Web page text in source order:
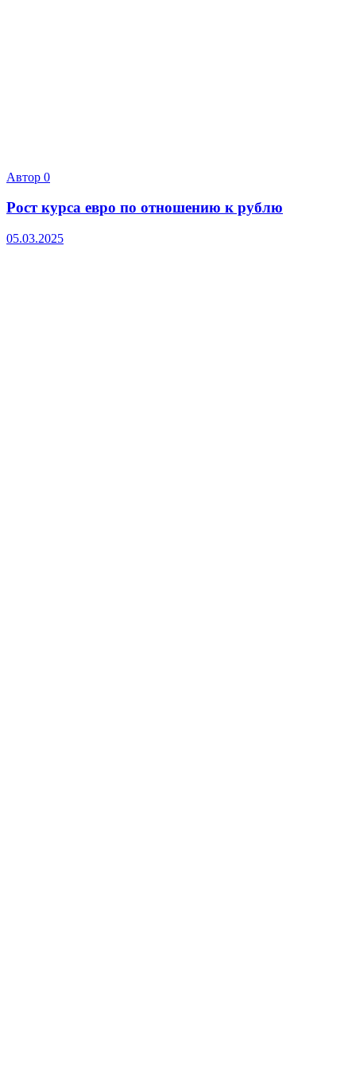
Автор 0
Рост курса евро по отношению к рублю
05.03.2025